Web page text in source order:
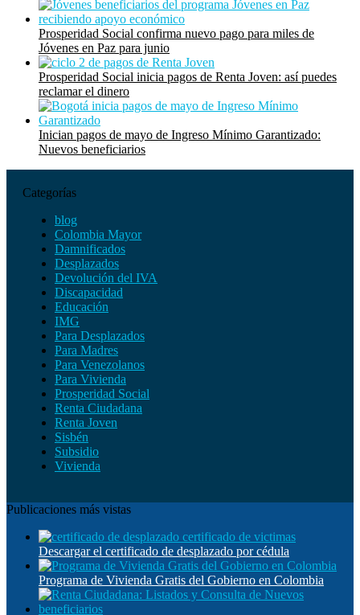
Prosperidad Social confirma nuevo pago para miles de
Jóvenes en Paz para junio
Prosperidad Social inicia pagos de Renta Joven: así puedes
reclamar el dinero
Inician pagos de mayo de Ingreso Mínimo Garantizado:
Nuevos beneficiarios
Categorías
blog
Colombia Mayor
Damnificados
Desplazados
Devolución del IVA
Discapacidad
Educación
IMG
Para Desplazados
Para Madres
Para Venezolanos
Para Vivienda
Prosperidad Social
Renta Ciudadana
Renta Joven
Sisbén
Subsidio
Vivienda
Publicaciones más vistas
Descargar el certificado de desplazado por cédula
Programa de Vivienda Gratis del Gobierno en Colombia